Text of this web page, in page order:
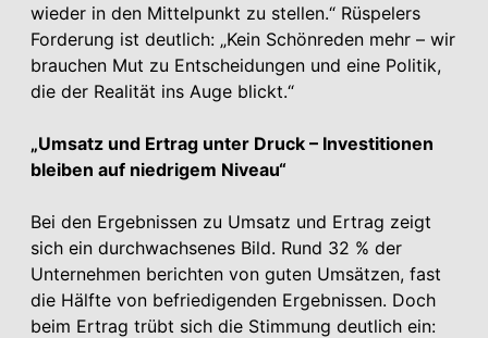
wieder in den Mittelpunkt zu stellen.“ Rüspelers
Forderung ist deutlich: „Kein Schönreden mehr – wir
brauchen Mut zu Entscheidungen und eine Politik,
die der Realität ins Auge blickt.“
„Umsatz und Ertrag unter Druck – Investitionen
bleiben auf niedrigem Niveau“
Bei den Ergebnissen zu Umsatz und Ertrag zeigt
sich ein durchwachsenes Bild. Rund 32 % der
Unternehmen berichten von guten Umsätzen, fast
die Hälfte von befriedigenden Ergebnissen. Doch
beim Ertrag trübt sich die Stimmung deutlich ein: